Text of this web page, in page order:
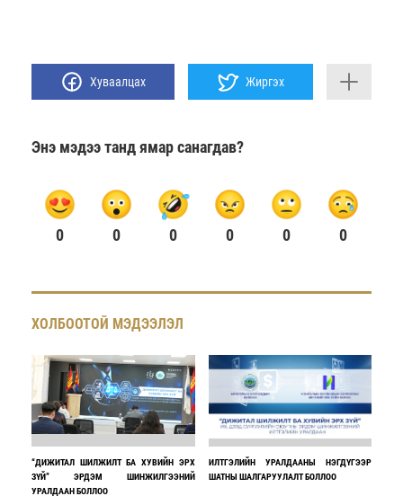
Хуваалцах Жиргэх
Энэ мэдээ танд ямар санагдав?
0 0 0 0 0 0
ХОЛБООТОЙ МЭДЭЭЛЭЛ
“ДИЖИТАЛ ШИЛЖИЛТ БА ХУВИЙН ЭРХ
ЗҮЙ” ЭРДЭМ ШИНЖИЛГЭЭНИЙ
УРАЛДААН БОЛЛОО
ИЛТГЭЛИЙН УРАЛДААНЫ НЭГДҮГЭЭР
ШАТНЫ ШАЛГАРУУЛАЛТ БОЛЛОО